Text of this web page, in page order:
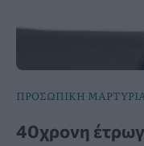
ΠΡΟΣΩΠΙΚΗ
40χρονη